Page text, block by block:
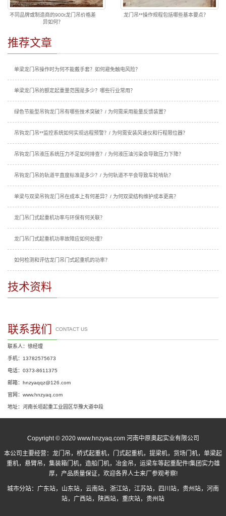
不同品牌或制造商的900t龙门吊价格差
异如何？
龙门吊**操作规程包括哪些基本要点？
推荐文章
单梁龙门吊操作时为何不能戴手套？如何避免触电风险？
单梁龙门吊的额定起重量范围是多少？哪些行业常用？
绿色节能型吊钩龙门吊有哪些技术突破？/ 为何需采用能量反馈装置？
吊钩龙门吊**监控系统如何实现远程预警？/ 为何需安装风速仪和行程限位器？
吊钩龙门吊液压系统压力不足如何排查？/ 为何液压油污染会导致压力下降？
吊钩龙门吊的轨道平直度标准是多少？/ 为何轨道不平会导致车轮啃轨？
单梁与双梁吊钩龙门吊在成本上有何差异？/ 为何双梁结构维护成本更高？
龙门吊门式起重机功率与环保有何关联？
龙门吊门式起重机功率故障应如何处理？
如何检测和评估龙门吊门式起重机的功率？
技术资料
联系我们 CONTACT US
联系人：徐经理
手机：13782575673
电话：0373-8611375
邮箱：hnzyaqqz@126.com
官网：www.hnzyaq.com
地址：河南长垣起重工业园区华豫大道中段
Copyright © 2020 www.hnzyaq.com 河南中原奥起实业有限公司
本公司主要经营： 龙门吊 ， 桥式起重机， 门式起重机，提梁机，货场门机，单梁起
重机，悬臂吊，集装箱门机，造船门机，冶金吊，运梁车等起重配件!集团实力雄
厚，产品质量保证，欢迎各界人士来厂参观考察!
城市分站： 广东站， 山东站， 云南站， 浙江站， 江苏站， 四川站， 贵州站， 河南
站， 广西站， 陕西站， 重庆站， 贵州站